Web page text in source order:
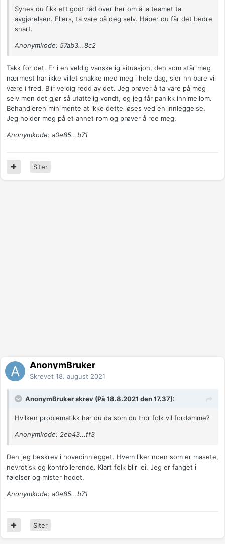
Synes du fikk ett godt råd over her om å la teamet ta
avgjørelsen. Ellers, ta vare på deg selv. Håper du får det bedre
snart.
Anonymkode: 57ab3...8c2
Takk for det. Er i en veldig vanskelig situasjon, den som står meg
nærmest har ikke villet snakke med meg i hele dag, sier hn bare vil
være i fred. Blir veldig redd av det. Jeg prøver å ta vare på meg
selv men det gjør så ufattelig vondt, og jeg får panikk innimellom.
Behandleren min mente at ikke dette løses ved en innleggelse.
Jeg holder meg på et annet rom og prøver å roe meg.
Anonymkode: a0e85...b71
Siter
AnonymBruker
Skrevet 18. august 2021
AnonymBruker skrev (På 18.8.2021 den 17.37):
Hvilken problematikk har du da som du tror folk vil fordømme?
Anonymkode: 2eb43...ff3
Den jeg beskrev i hovedinnlegget. Hvem liker noen som er masete,
nevrotisk og kontrollerende. Klart folk blir lei. Jeg er fanget i
følelser og mister hodet.
Anonymkode: a0e85...b71
Siter